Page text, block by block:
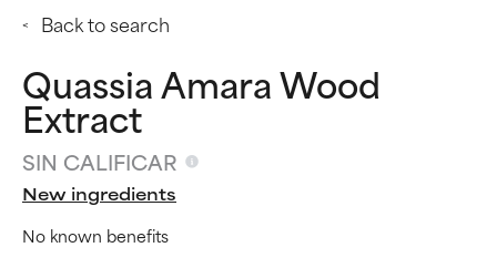
Back to search
Quassia Amara Wood
Extract
SIN CALIFICAR
New ingredients
No known benefits